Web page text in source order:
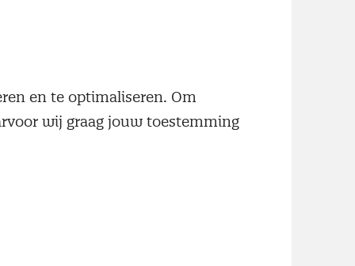
en te optimaliseren. Om
wij graag jouw toestemming